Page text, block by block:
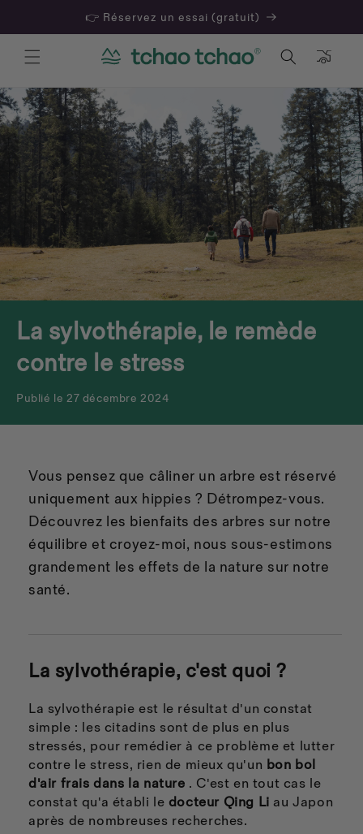
👉 Réservez un essai (gratuit)
Panier
La sylvothérapie, le remède
contre le stress
Publié le 27 décembre 2024
Vous pensez que câliner un arbre est réservé
uniquement aux hippies ? Détrompez-vous.
Découvrez les bienfaits des arbres sur notre
équilibre et croyez-moi, nous sous-estimons
grandement les effets de la nature sur notre
santé.
La sylvothérapie, c'est quoi ?
La sylvothérapie est le résultat d'un constat
simple : les citadins sont de plus en plus
stressés, pour remédier à ce problème et lutter
contre le stress, rien de mieux qu'un bon bol
d'air frais dans la nature . C'est en tout cas le
constat qu'a établi le docteur Qing Li au Japon
après de nombreuses recherches.